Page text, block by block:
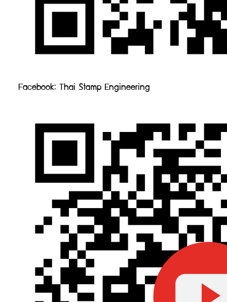
Facebook: Thai Stamp Engineering